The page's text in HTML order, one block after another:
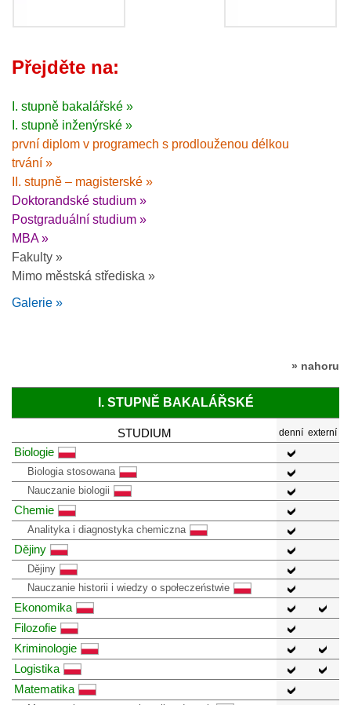
Přejděte na:
I. stupně bakalářské »
I. stupně inženýrské »
první diplom v programech s prodlouženou délkou
trvání »
II. stupně – magisterské »
Doktorandské studium »
Postgraduální studium »
MBA »
Fakulty »
Mimo městská střediska »
Galerie »
» nahoru
I. STUPNĚ BAKALÁŘSKÉ
STUDIUM denní externí
Biologie
Biologia stosowana
Nauczanie biologii
Chemie
Analityka i diagnostyka chemiczna
Dějiny
Dějiny
Nauczanie historii i wiedzy o społeczeństwie
Ekonomika
Filozofie
Kriminologie
Logistika
Matematika